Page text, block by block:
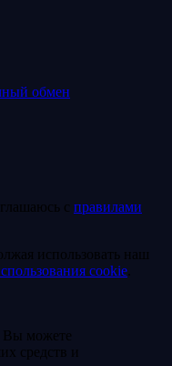
обмен
с правилами
использовать наш
coоkie
Вы можете
средств и